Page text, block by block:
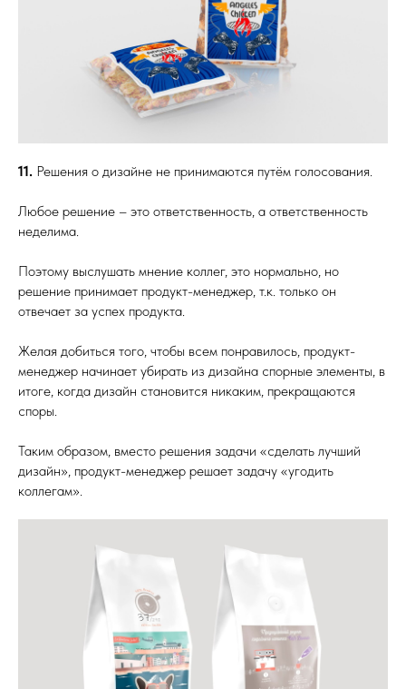
11. Решения о дизайне не принимаются путём голосования.
Любое решение – это ответственность, а ответственность
неделима.
Поэтому выслушать мнение коллег, это нормально, но
решение принимает продукт-менеджер, т.к. только он
отвечает за успех продукта.
Желая добиться того, чтобы всем понравилось, продукт-
менеджер начинает убирать из дизайна спорные элементы, в
итоге, когда дизайн становится никаким, прекращаются
споры.
Таким образом, вместо решения задачи «сделать лучший
дизайн», продукт-менеджер решает задачу «угодить
коллегам».